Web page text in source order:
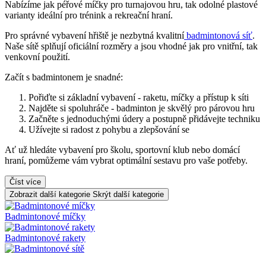
Nabízíme jak péřové míčky pro turnajovou hru, tak odolné plastové
varianty ideální pro trénink a rekreační hraní.
Pro správné vybavení hřiště je nezbytná kvalitníbadmintonová síť.
Naše sítě splňují oficiální rozměry a jsou vhodné jak pro vnitřní, tak
venkovní použití.
Začít s badmintonem je snadné:
Pořiďte si základní vybavení - raketu, míčky a přístup k síti
Najděte si spoluhráče - badminton je skvělý pro párovou hru
Začněte s jednoduchými údery a postupně přidávejte techniku
Užívejte si radost z pohybu a zlepšování se
Ať už hledáte vybavení pro školu, sportovní klub nebo domácí
hraní, pomůžeme vám vybrat optimální sestavu pro vaše potřeby.
Číst více
Zobrazit další kategorie Skrýt další kategorie
Badmintonové míčky
Badmintonové rakety